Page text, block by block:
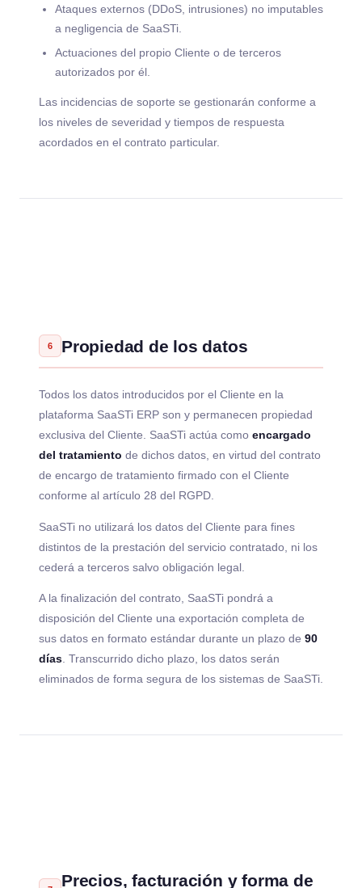
Ataques externos (DDoS, intrusiones) no imputables
a negligencia de SaaSTi.
Actuaciones del propio Cliente o de terceros
autorizados por él.
Las incidencias de soporte se gestionarán conforme a
los niveles de severidad y tiempos de respuesta
acordados en el contrato particular.
6 Propiedad de los datos
Todos los datos introducidos por el Cliente en la
plataforma SaaSTi ERP son y permanecen propiedad
exclusiva del Cliente. SaaSTi actúa como encargado
del tratamiento de dichos datos, en virtud del contrato
de encargo de tratamiento firmado con el Cliente
conforme al artículo 28 del RGPD.
SaaSTi no utilizará los datos del Cliente para fines
distintos de la prestación del servicio contratado, ni los
cederá a terceros salvo obligación legal.
A la finalización del contrato, SaaSTi pondrá a
disposición del Cliente una exportación completa de
sus datos en formato estándar durante un plazo de 90
días. Transcurrido dicho plazo, los datos serán
eliminados de forma segura de los sistemas de SaaSTi.
Precios, facturación y forma de